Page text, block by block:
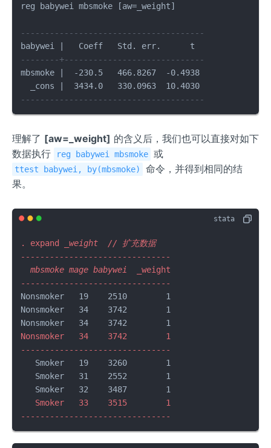
6
552
- 37
42
ext
E}}
reg babywei mbsmoke [aw=_weight]
--------------------------------------
--------+-----------------------------
mbsmoke |  -230.5   466.8267  -0.4938
--------------------------------------
理解了 [aw=_weight] 的含义后，我们也可以直接对如下
数据执行
reg babywei mbsmoke 或
ttest babywei, by(mbsmoke)
命令，并得到相同的结
果。
. expand
_weight  // 扩充数据
-------------------------------
  mbsmoke mage babywei  _
weight
-------------------------------
Nonsmoker   19    2510        1
Nonsmoker   34    3742        1
Nonsmoker   34    3742        1
-------------------------------
   Smoker   19    3260        1
   Smoker   31    2552        1
   Smoker   33    3515        1
-------------------------------